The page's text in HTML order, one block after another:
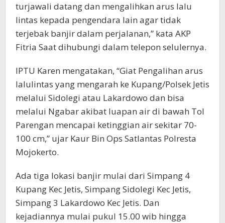
turjawali datang dan mengalihkan arus lalu
lintas kepada pengendara lain agar tidak
terjebak banjir dalam perjalanan,” kata AKP
Fitria Saat dihubungi dalam telepon selulernya.
IPTU Karen mengatakan, “Giat Pengalihan arus
lalulintas yang mengarah ke Kupang/Polsek Jetis
melalui Sidolegi atau Lakardowo dan bisa
melalui Ngabar akibat luapan air di bawah Tol
Parengan mencapai ketinggian air sekitar 70-
100 cm,” ujar Kaur Bin Ops Satlantas Polresta
Mojokerto.
Ada tiga lokasi banjir mulai dari Simpang 4
Kupang Kec Jetis, Simpang Sidolegi Kec Jetis,
Simpang 3 Lakardowo Kec Jetis. Dan
kejadiannya mulai pukul 15.00 wib hingga